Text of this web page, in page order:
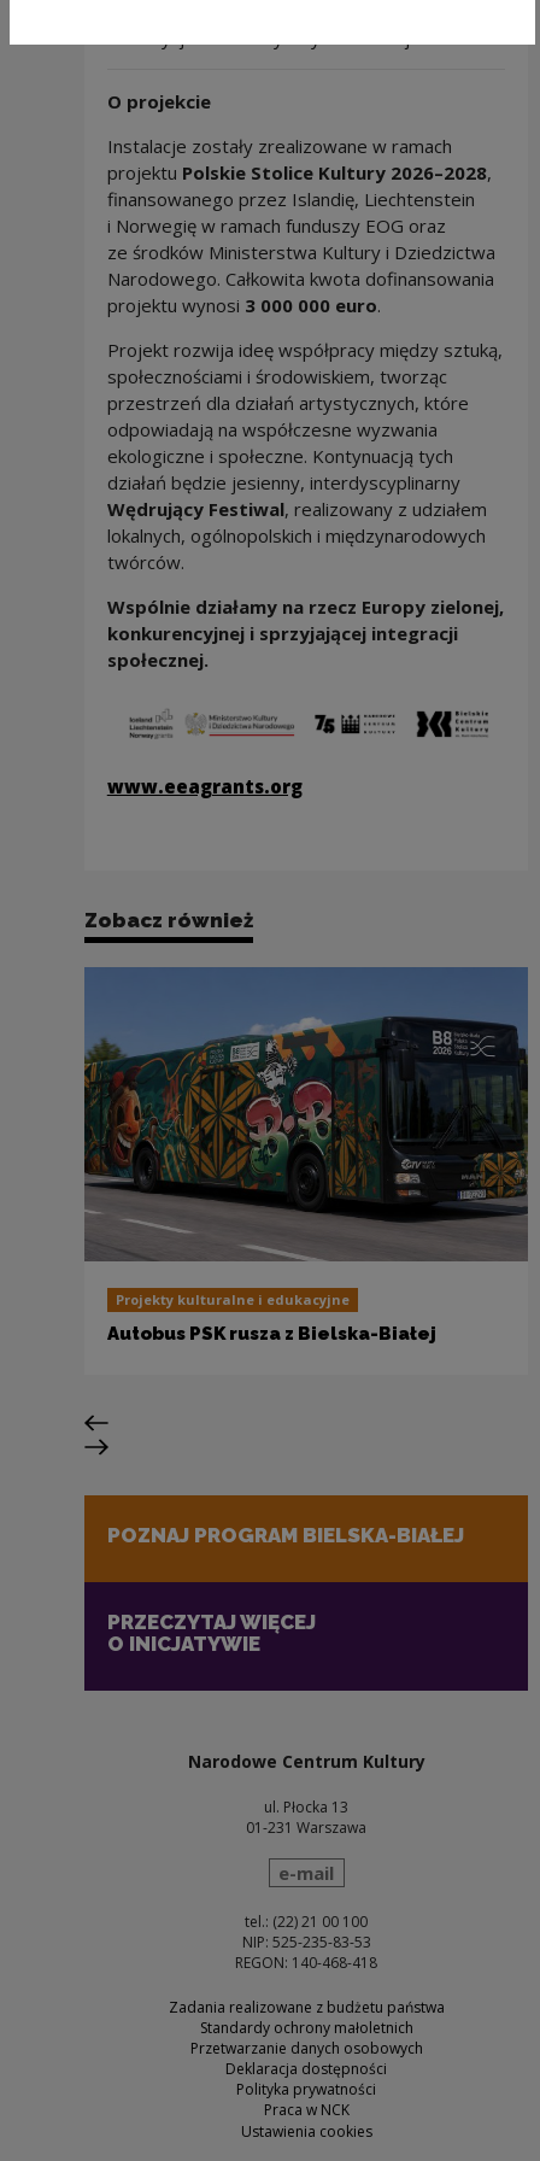
O projekcie
Instalacje zostały zrealizowane w ramach
projektu Polskie Stolice Kultury 2026–2028,
finansowanego przez Islandię, Liechtenstein
i Norwegię w ramach funduszy EOG oraz
ze środków Ministerstwa Kultury i Dziedzictwa
Narodowego. Całkowita kwota dofinansowania
projektu wynosi 3 000 000 euro.
Projekt rozwija ideę współpracy między sztuką,
społecznościami i środowiskiem, tworząc
przestrzeń dla działań artystycznych, które
odpowiadają na współczesne wyzwania
ekologiczne i społeczne. Kontynuacją tych
działań będzie jesienny, interdyscyplinarny
Wędrujący Festiwal, realizowany z udziałem
lokalnych, ogólnopolskich i międzynarodowych
twórców.
Wspólnie działamy na rzecz Europy zielonej,
konkurencyjnej i sprzyjającej integracji
społecznej.
www.eeagrants.org
Zobacz również
Projekty kulturalne i edukacyjne
Autobus PSK rusza z Bielska-Białej
Poprzedni slajd
Następny slajd
POZNAJ PROGRAM BIELSKA-BIAŁEJ
PRZECZYTAJ WIĘCEJ
O INICJATYWIE
Narodowe Centrum Kultury
ul. Płocka 13
01-231 Warszawa
wyślij wiadomość
e-mail
tel.: (22) 21 00 100
NIP: 525-235-83-53
REGON: 140-468-418
Zadania realizowane z budżetu państwa
Standardy ochrony małoletnich
Przetwarzanie danych osobowych
Deklaracja dostępności
Polityka prywatności
Praca w NCK
Ustawienia cookies